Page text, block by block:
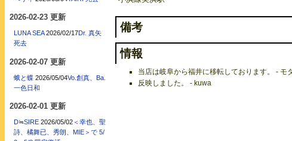
備考
情報
当店は岐阜から福井に移転しております。 -
反映しました。 - kuwa
2026-02-23 更新
LUNA SEA 2026/02/17Dr. 真矢
死去
2026-02-07 更新
蛾と蝶 2026/05/04Vo.創真、Ba.
一色日和
2026-02-01 更新
D≒SIRE 2026/05/02＜幸也、聖
詩、橘舞已、秀朗、MIE＞で 5/